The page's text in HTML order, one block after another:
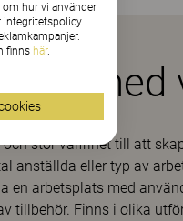
med
stor valfrihet till att
anställda eller typ av
en arbetsplats med
tillbehör. Finns i olika
hur vi använder
integritetspolicy.
finns här.